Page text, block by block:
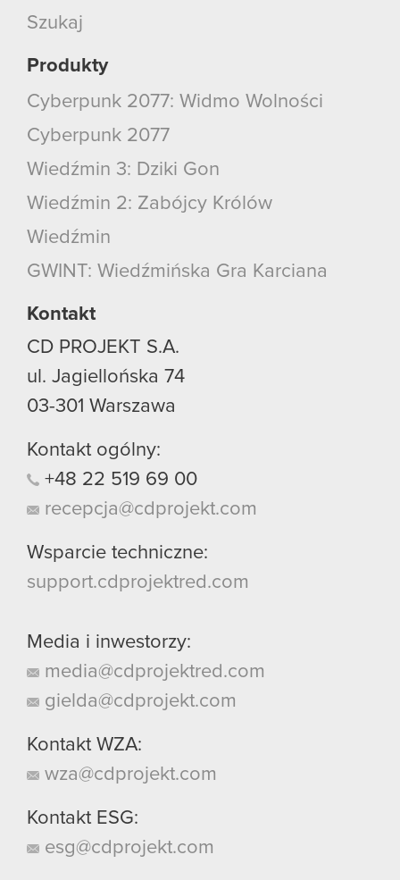
Szukaj
Produkty
Cyberpunk 2077: Widmo Wolności
Cyberpunk 2077
Wiedźmin 3: Dziki Gon
Wiedźmin 2: Zabójcy Królów
Wiedźmin
GWINT: Wiedźmińska Gra Karciana
Kontakt
CD PROJEKT S.A.
ul. Jagiellońska 74
03-301 Warszawa
Kontakt ogólny:
+48 22 519 69 00
recepcja@cdprojekt.com
Wsparcie techniczne:
support.cdprojektred.com
Media i inwestorzy:
media@cdprojektred.com
gielda@cdprojekt.com
Kontakt WZA:
wza@cdprojekt.com
Kontakt ESG:
esg@cdprojekt.com